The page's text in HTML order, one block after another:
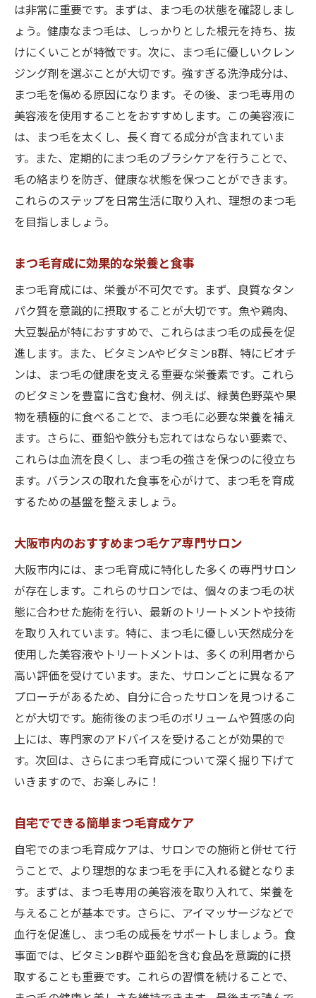
大阪市内で長年の実績を持つ老舗サロン
特定のまつ毛ケアに特化したサロン
大阪市で効率的にまつ毛を育成するための秘訣
自宅でできるまつ毛ケアのコツ
まつ毛育成をサポートする日常習慣
大阪市内で入手可能なまつ毛美容液
まつ毛育成に適した施術とその効果
専門家が推奨するまつ毛育成のベストプラ
クティス
まつ毛育成の基礎知識と大阪市のおすすめケア
方法
まつ毛の構造と育成のメカニズム
まつ毛育成に必要な栄養素とその摂取方法
まつ毛ケアに関するよくある質問と回答
大阪市内のまつ毛育成に特化したクリニッ
ク
まつ毛育成のための定期的なメンテナンス
まつ毛育成の効果を最大化するためのライ
フスタイル
大阪市で理想のまつ毛を育成するためのガイド
目標設定とその達成方法
まつ毛育成のためのスケジュール管理
大阪市内のまつ毛育成イベント情報
まつ毛育成に関する最新の研究とトレンド
個別相談で最適なまつ毛育成プランを見つ
ける
まつ毛育成の失敗例とその対処方法
は非常に重要です。まずは、まつ毛の状態を確認しまし
ょう。健康なまつ毛は、しっかりとした根元を持ち、抜
けにくいことが特徴です。次に、まつ毛に優しいクレン
ジング剤を選ぶことが大切です。強すぎる洗浄成分は、
まつ毛を傷める原因になります。その後、まつ毛専用の
美容液を使用することをおすすめします。この美容液に
は、まつ毛を太くし、長く育てる成分が含まれていま
す。また、定期的にまつ毛のブラシケアを行うことで、
毛の絡まりを防ぎ、健康な状態を保つことができます。
これらのステップを日常生活に取り入れ、理想のまつ毛
を目指しましょう。
まつ毛育成に効果的な栄養と食事
まつ毛育成には、栄養が不可欠です。まず、良質なタン
パク質を意識的に摂取することが大切です。魚や鶏肉、
大豆製品が特におすすめで、これらはまつ毛の成長を促
進します。また、ビタミンAやビタミンB群、特にビオチ
ンは、まつ毛の健康を支える重要な栄養素です。これら
のビタミンを豊富に含む食材、例えば、緑黄色野菜や果
物を積極的に食べることで、まつ毛に必要な栄養を補え
ます。さらに、亜鉛や鉄分も忘れてはならない要素で、
これらは血流を良くし、まつ毛の強さを保つのに役立ち
ます。バランスの取れた食事を心がけて、まつ毛を育成
するための基盤を整えましょう。
大阪市内のおすすめまつ毛ケア専門サロン
大阪市内には、まつ毛育成に特化した多くの専門サロン
が存在します。これらのサロンでは、個々のまつ毛の状
態に合わせた施術を行い、最新のトリートメントや技術
を取り入れています。特に、まつ毛に優しい天然成分を
使用した美容液やトリートメントは、多くの利用者から
高い評価を受けています。また、サロンごとに異なるア
プローチがあるため、自分に合ったサロンを見つけるこ
とが大切です。施術後のまつ毛のボリュームや質感の向
上には、専門家のアドバイスを受けることが効果的で
す。次回は、さらにまつ毛育成について深く掘り下げて
いきますので、お楽しみに！
自宅でできる簡単まつ毛育成ケア
自宅でのまつ毛育成ケアは、サロンでの施術と併せて行
うことで、より理想的なまつ毛を手に入れる鍵となりま
す。まずは、まつ毛専用の美容液を取り入れて、栄養を
与えることが基本です。さらに、アイマッサージなどで
血行を促進し、まつ毛の成長をサポートしましょう。食
事面では、ビタミンB群や亜鉛を含む食品を意識的に摂
取することも重要です。これらの習慣を続けることで、